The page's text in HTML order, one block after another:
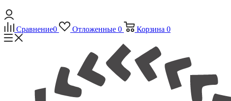
Сравнение0 Отложенные 0 Корзина 0